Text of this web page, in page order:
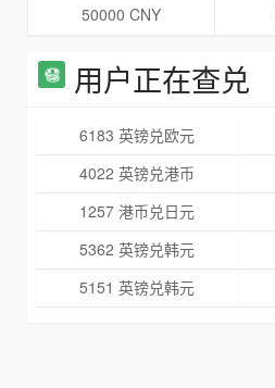
50000 CNY
用户正在查兑
6183 英镑兑欧元
4022 英镑兑港币
1257 港币兑日元
5362 英镑兑韩元
5151 英镑兑韩元